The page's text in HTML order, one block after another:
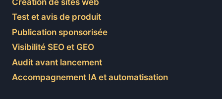
Création de sites web
Test et avis de produit
Publication sponsorisée
Visibilité SEO et GEO
Audit avant lancement
Accompagnement IA et automatisation